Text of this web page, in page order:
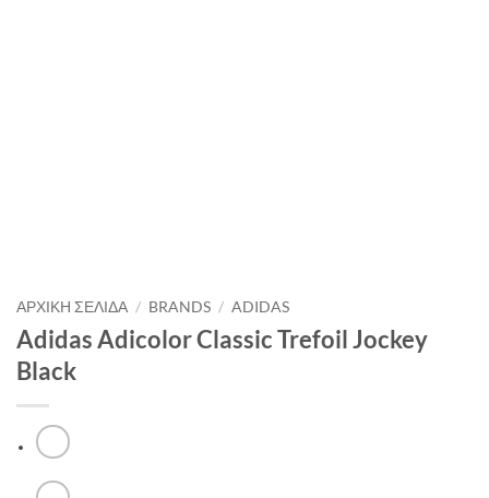
ΑΡΧΙΚΉ ΣΕΛΊΔΑ / BRANDS / ADIDAS
Adidas Adicolor Classic Trefoil Jockey
Black